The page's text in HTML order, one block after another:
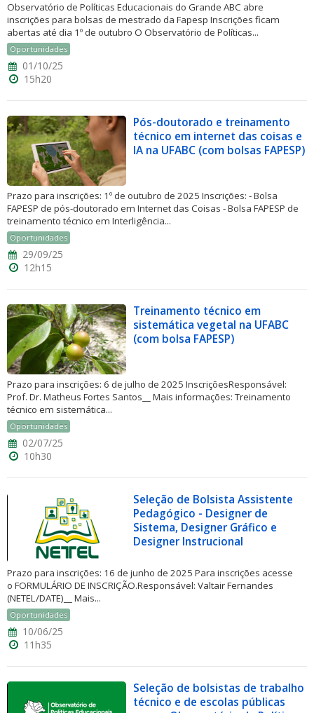
Observatório de Políticas Educacionais do Grande ABC abre
inscrições para bolsas de mestrado da Fapesp Inscrições ficam
abertas até dia 1º de outubro O Observatório de Políticas...
Oportunidades
01/10/25
15h20
Pós-doutorado e treinamento
técnico em internet das coisas e
IA na UFABC (com bolsas FAPESP)
Prazo para inscrições: 1º de outubro de 2025 Inscrições: - Bolsa
FAPESP de pós-doutorado em Internet das Coisas - Bolsa FAPESP de
treinamento técnico em Interligência...
Oportunidades
29/09/25
12h15
Treinamento técnico em
sistemática vegetal na UFABC
(com bolsa FAPESP)
Prazo para inscrições: 6 de julho de 2025 InscriçõesResponsável:
Prof. Dr. Matheus Fortes Santos__ Mais informações: Treinamento
técnico em sistemática...
Oportunidades
02/07/25
10h30
Seleção de Bolsista Assistente
Pedagógico - Designer de
Sistema, Designer Gráfico e
Designer Instrucional
Prazo para inscrições: 16 de junho de 2025 Para inscrições acesse
o FORMULÁRIO DE INSCRIÇÃO.Responsável: Valtair Fernandes
(NETEL/DATE)__ Mais...
Oportunidades
10/06/25
11h35
Seleção de bolsistas de trabalho
técnico e de escolas públicas